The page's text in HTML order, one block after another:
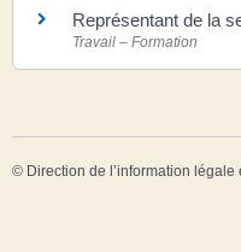
Représentant de la
Travail – Formation
© Direction de l’information légale